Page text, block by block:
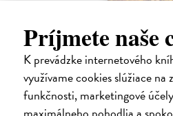
Príjmete naše
K prevádzke internetového
využívame cookies slúžiace na
funkčnosti, marketingové
Úzkostná generácia
Haidt Jonathan
| Elektronická kniha
Po viac ako desaťročí stability sa
začiatkom roka 2010 prudko zhoršilo.